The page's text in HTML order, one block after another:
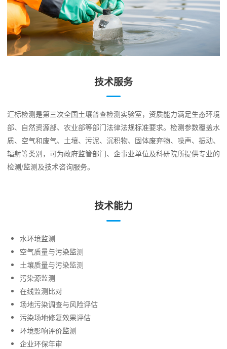
技术服务
汇标检测是第三次全国土壤普查检测实验室，资质能力满足生态环境
部、自然资源部、农业部等部门法律法规标准要求。检测参数覆盖水
质、空气和废气、土壤、污泥、沉积物、固体废弃物、噪声、振动、
辐射等类别，可为政府监管部门、企事业单位及科研院所提供专业的
检测/监测及技术咨询服务。
技术能力
水环境监测
空气质量与污染监测
土壤质量与污染监测
污染源监测
在线监测比对
场地污染调查与风险评估
污染场地修复效果评估
环境影响评价监测
企业环保年审